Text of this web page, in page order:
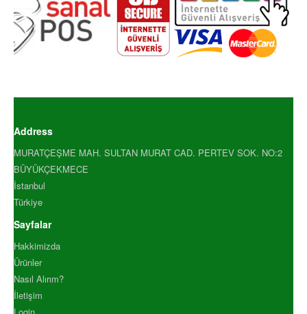
Address
MURATÇEŞME MAH. SULTAN MURAT CAD. PERTEV SOK. NO:2
BÜYÜKÇEKMECE
İstanbul
Türkiye
Sayfalar
Hakkimizda
Ürünler
Nasıl Alırım?
İletişim